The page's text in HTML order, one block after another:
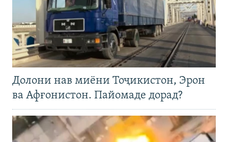
Долони нав миёни Тоҷикистон, Эрон
ва Афғонистон. Пайомаде дорад?